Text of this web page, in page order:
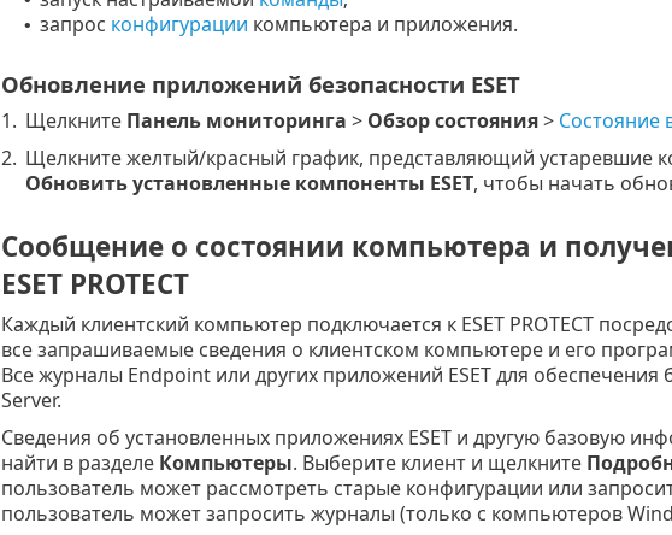
• запрос конфигурации компьютера и приложения.
Обновление приложений безопасности ESET
1. Щелкните Панель мониторинга > Обзор состояния> Состояние
2. Щелкните желтый/красный график, представляющий устаревшие
Обновить установленные компоненты ESET, чтобы начать
Сообщение о состоянии компьютера и
ESET PROTECT
Каждый клиентский компьютер подключается к ESET PROTECT
все запрашиваемые сведения о клиентском компьютере и его
Все журналы Endpoint или других приложений ESET для обеспечения
Server.
Сведения об установленных приложениях ESET и другую базовую
найти в разделе Компьютеры. Выберите клиент и щелкните
пользователь может рассмотреть старые конфигурации или
пользователь может запросить журналы (только с компьютеров